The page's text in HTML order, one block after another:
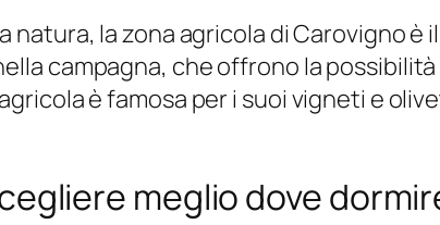
natura, la zona agricola di Carovigno
campagna, che offrono la
è famosa per i suoi vigneti e
meglio dove